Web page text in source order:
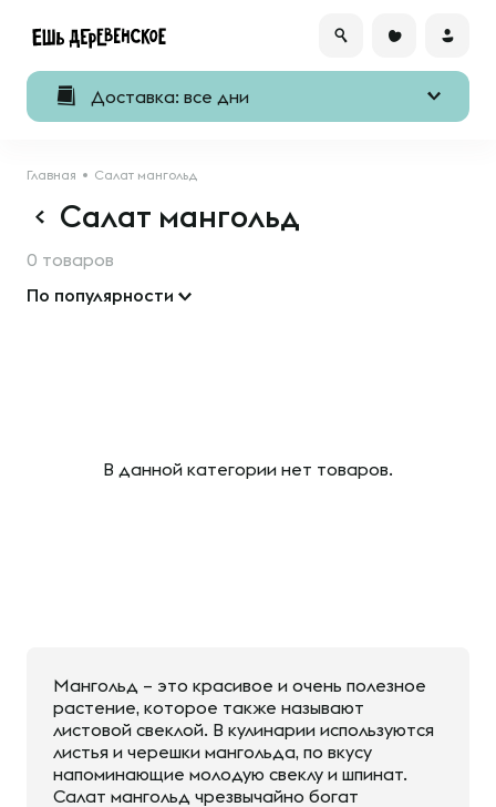
Доставка: все дни
Главная Cалат мангольд
Cалат мангольд
0 товаров
По популярности
В данной категории нет товаров.
Мангольд – это красивое и очень полезное
растение, которое также называют
листовой свеклой. В кулинарии используются
листья и черешки мангольда, по вкусу
напоминающие молодую свеклу и шпинат.
Салат мангольд чрезвычайно богат